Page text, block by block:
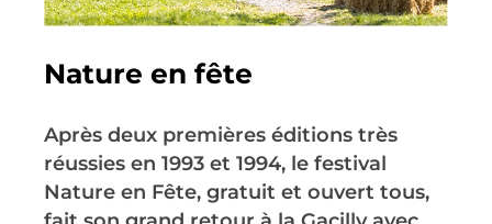
Nature en fête
Après deux premières éditions très
réussies en 1993 et 1994, le festival
Nature en Fête, gratuit et ouvert tous,